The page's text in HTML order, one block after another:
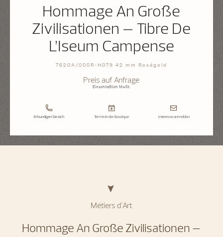
Hommage An Große
Zivilisationen – Tibre De
L’Iseum Campense
7620A/000R-H079 42 mm Roségold
Preis auf Anfrage
Einschließlich MwSt.
Erkundigen Sie sich Termin in der Boutique Interesse anmelden
Métiers d'Art
Hommage An Große Zivilisationen –